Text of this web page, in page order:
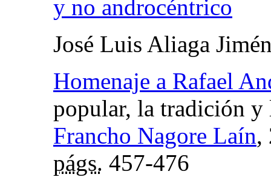
y no androcéntrico
José Luis Aliaga
Homenaje a Rafael
popular, la tradición y
Francho Nagore Laín,
págs. 457-476